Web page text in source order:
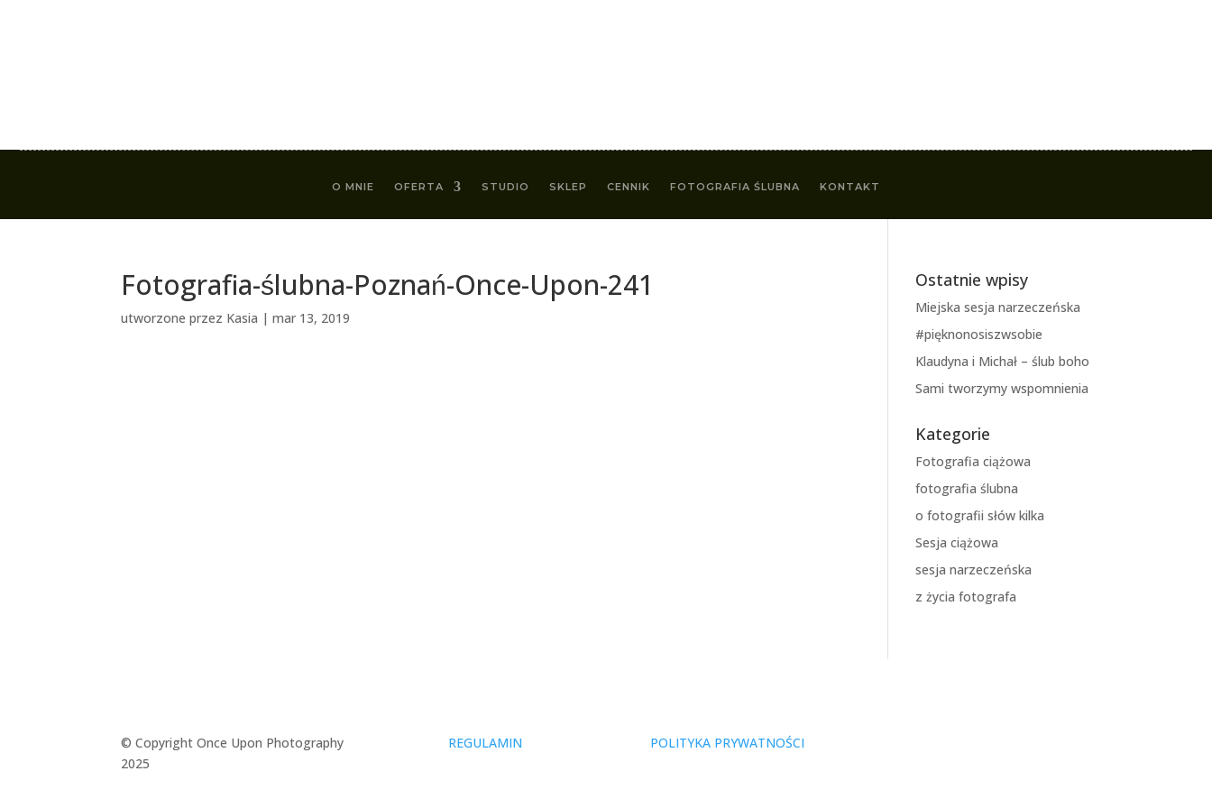
O MNIE OFERTA STUDIO SKLEP CENNIK FOTOGRAFIA ŚLUBNA KONTAKT
Fotografia-ślubna-Poznań-Once-Upon-241
utworzone przez Kasia |mar 13, 2019
Ostatnie wpisy
Miejska sesja narzeczeńska
#pięknonosiszwsobie
Klaudyna i Michał – ślub boho
Sami tworzymy wspomnienia
Kategorie
Fotografia ciążowa
fotografia ślubna
o fotografii słów kilka
Sesja ciążowa
sesja narzeczeńska
z życia fotografa
© Copyright Once Upon Photography
2025
REGULAMIN POLITYKA PRYWATNOŚCI